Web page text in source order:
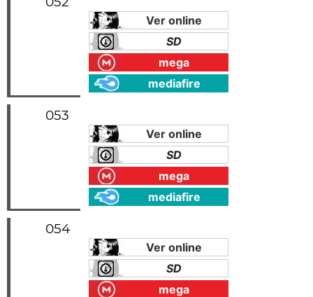
Ver online
SD
mega
mediafire
053
Ver online
SD
mega
mediafire
054
Ver online
SD
mega